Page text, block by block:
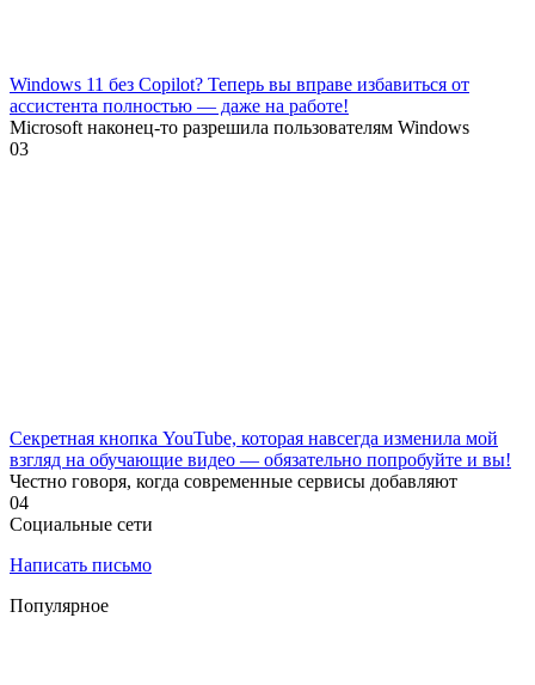
Windows 11 без Copilot? Теперь вы вправе избавиться от
ассистента полностью — даже на работе!
Microsoft наконец-то разрешила пользователям Windows
03
Секретная кнопка YouTube, которая навсегда изменила мой
взгляд на обучающие видео — обязательно попробуйте и вы!
Честно говоря, когда современные сервисы добавляют
04
Социальные сети
Написать письмо
Популярное